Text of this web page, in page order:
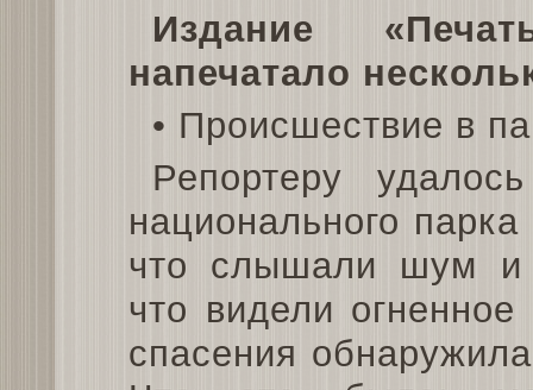
Издание
напечатало
• Происшествие в
Репортеру
национального
что слышали шум и
что видели
спасения